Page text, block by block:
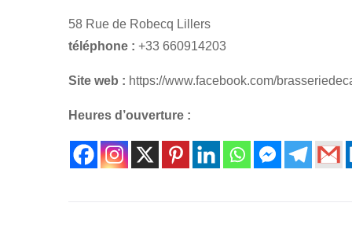
58 Rue de Robecq Lillers
téléphone : +33 660914203
Site web : https://www.facebook.com/
Heures d’ouverture :